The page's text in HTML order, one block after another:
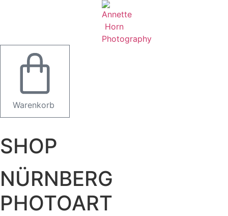
Warenkorb
SHOP
NÜRNBERG
PHOTOART